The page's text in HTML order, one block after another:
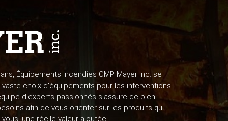
Formation sur les appareils respiratoires
Équipements Incendies CMP Mayer inc. se
choix d'équipements pour les interventions
d'experts passionnés s'assure de bien
afin de vous orienter sur les produits qui
une réelle valeur ajoutée.